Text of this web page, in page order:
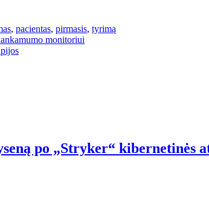
, pacientas, pirmasis, tyrimą
monitoriui
po „Stryker“ kibernetinės